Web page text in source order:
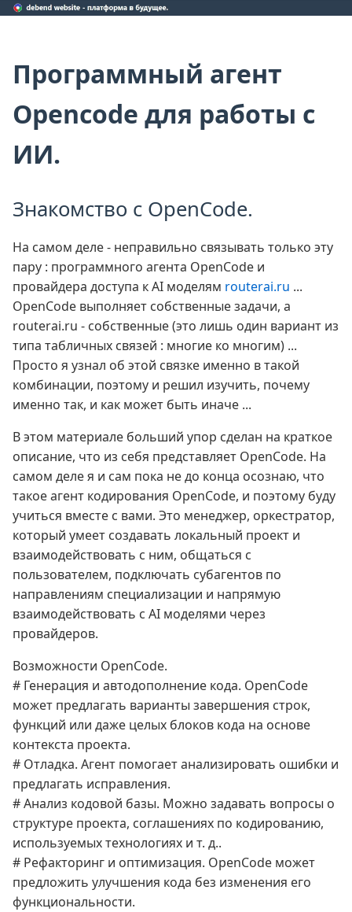
Программный агент
Opencode для работы с
ИИ.
Знакомство с OpenCode.
На самом деле - неправильно связывать только эту
пару : программного агента OpenCode и
провайдера доступа к AI моделям routerai.ru ...
OpenCode выполняет собственные задачи, а
routerai.ru - собственные (это лишь один вариант из
типа табличных связей : многие ко многим) ...
Просто я узнал об этой связке именно в такой
комбинации, поэтому и решил изучить, почему
именно так, и как может быть иначе ...
В этом материале больший упор сделан на краткое
описание, что из себя представляет OpenCode. На
самом деле я и сам пока не до конца осознаю, что
такое агент кодирования OpenCode, и поэтому буду
учиться вместе с вами. Это менеджер, оркестратор,
который умеет создавать локальный проект и
взаимодействовать с ним, общаться с
пользователем, подключать субагентов по
направлениям специализации и напрямую
взаимодействовать с AI моделями через
провайдеров.
Возможности OpenCode.
# Генерация и автодополнение кода. OpenCode
может предлагать варианты завершения строк,
функций или даже целых блоков кода на основе
контекста проекта.
# Отладка. Агент помогает анализировать ошибки и
предлагать исправления.
# Анализ кодовой базы. Можно задавать вопросы о
структуре проекта, соглашениях по кодированию,
используемых технологиях и т. д..
# Рефакторинг и оптимизация. OpenCode может
предложить улучшения кода без изменения его
функциональности.